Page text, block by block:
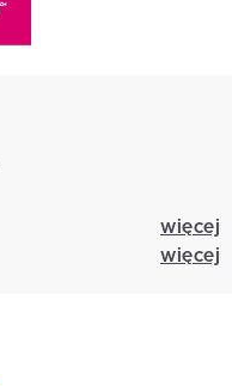
więcej
więcej